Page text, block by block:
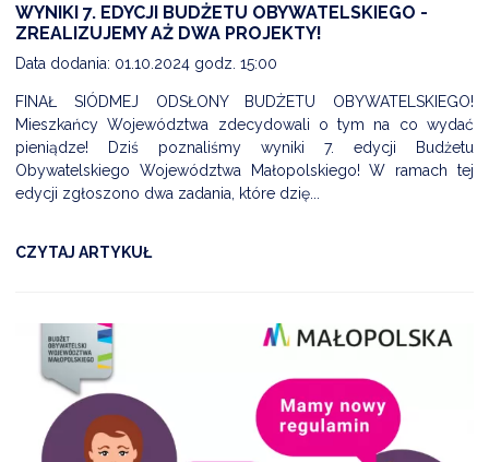
OBSŁUGI
WYNIKI 7. EDYCJI BUDŻETU OBYWATELSKIEGO -
ZREALIZUJEMY AŻ DWA PROJEKTY!
Data dodania: 01.10.2024 godz. 15:00
FINAŁ SIÓDMEJ ODSŁONY BUDŻETU OBYWATELSKIEGO!
Mieszkańcy Województwa zdecydowali o tym na co wydać
pieniądze! Dziś poznaliśmy wyniki 7. edycji Budżetu
Obywatelskiego Województwa Małopolskiego! W ramach tej
edycji zgłoszono dwa zadania, które dzię...
CZYTAJ ARTYKUŁ